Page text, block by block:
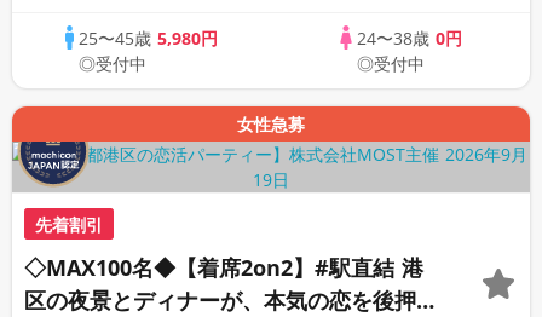
25〜45歳5,980円
◎受付中
24〜38歳 0円
◎受付中
女性急募
先着割引
◇MAX100名◆【着席2on2】#駅直結 港
区の夜景とディナーが、本気の恋を後押し